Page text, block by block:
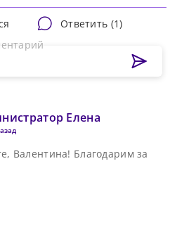
Ответить (1)
Елена
Валентина! Благодарим за